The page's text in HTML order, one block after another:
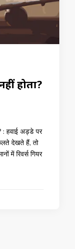
होता?
हवाई अड्डे पर
देखते हैं, तो
में रिवर्स गियर